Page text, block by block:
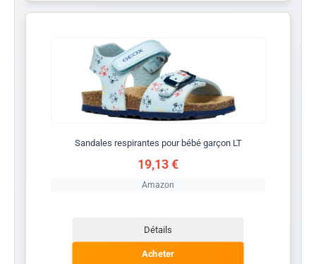
Sandales respirantes pour bébé garçon LT
19,13 €
Amazon
Détails
Acheter